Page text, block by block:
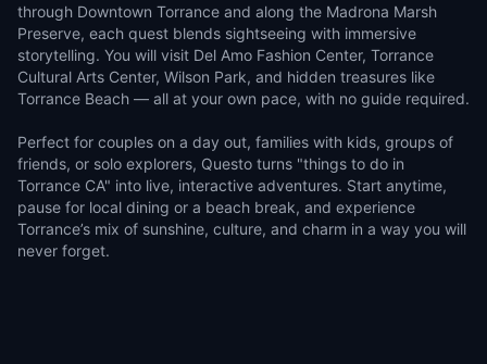
through Downtown Torrance and along the Madrona Marsh
Preserve, each quest blends sightseeing with immersive
storytelling. You will visit Del Amo Fashion Center, Torrance
Cultural Arts Center, Wilson Park, and hidden treasures like
Torrance Beach — all at your own pace, with no guide required.
Perfect for couples on a day out, families with kids, groups of
friends, or solo explorers, Questo turns "things to do in
Torrance CA" into live, interactive adventures. Start anytime,
pause for local dining or a beach break, and experience
Torrance’s mix of sunshine, culture, and charm in a way you will
never forget.